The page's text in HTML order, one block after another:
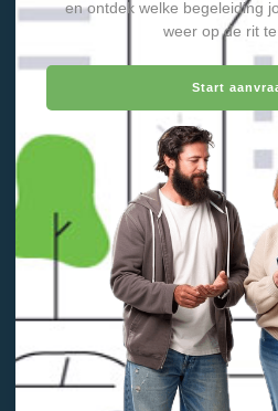
en ontdek welke begeleiding
weer op de rit te
Start